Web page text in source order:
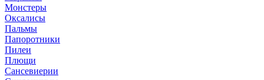
Монстеры
Оксалисы
Пальмы
Папоротники
Пилеи
Плющи
Сансевиерии